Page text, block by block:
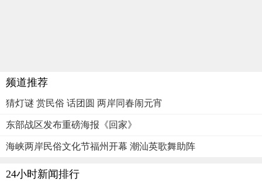
频道推荐
猜灯谜 赏民俗 话团圆 两岸同春闹元宵
东部战区发布重磅海报《回家》
海峡两岸民俗文化节福州开幕 潮汕英歌舞助阵
24小时新闻排行